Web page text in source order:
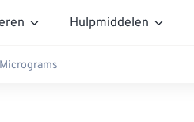
Hulpmiddelen